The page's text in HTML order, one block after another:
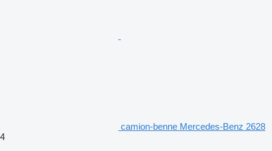
camion-benne Mercedes-Benz 2628
4